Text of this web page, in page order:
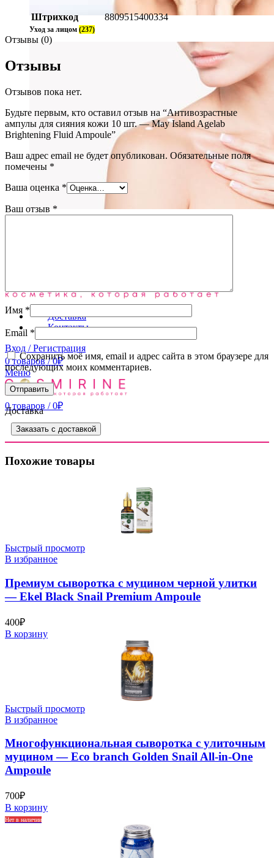
Уход за лицом (237)
Доставка
Контакты
Вход / Регистрация
0товаров / 0₽
Меню
0товаров / 0₽
Штрихкод 8809515400334
Отзывы (0)
Отзывы
Отзывов пока нет.
Будьте первым, кто оставил отзыв на “Антивозрастные
ампулы для сияния кожи 10 шт. — May Island Agelab
Brightening Fluid Ampoule”
Ваш адрес email не будет опубликован. Обязательные поля
помечены *
Ваша оценка *
Ваш отзыв *
Имя *
Email *
Сохранить моё имя, email и адрес сайта в этом браузере для
последующих моих комментариев.
Доставка
Заказать с доставкой
Похожие товары
Быстрый просмотр
В избранное
Премиум сыворотка с муцином черной улитки
— Ekel Black Snail Premium Ampoule
400₽
В корзину
Быстрый просмотр
В избранное
Многофункциональная сыворотка с улиточным
муцином — Eco branch Golden Snail All-in-One
Ampoule
700₽
В корзину
Нет в наличии